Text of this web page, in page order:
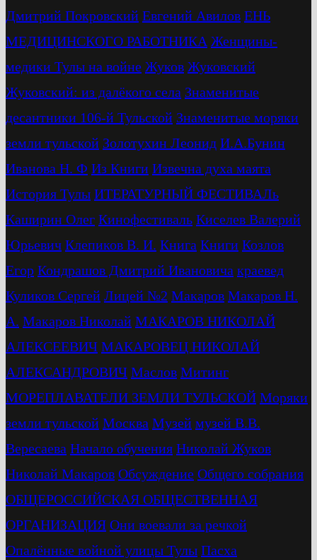
Дмитрий Покровский Евгений Авилов ЕНЬ
МЕДИЦИНСКОГО РАБОТНИКА Женщины-
медики Тулы на войне Жуков Жуковский
Жуковский: из далёкого села Знаменитые
десантники 106-й Тульской Знаменитые моряки
земли тульской Золотухин Леонид И.А.Бунин
Иванова Н. Ф Из Книги Извечна духа маята
История Тулы ИТЕРАТУРНЫЙ ФЕСТИВАЛь
Каширин Олег Кинофестиваль Киселев Валерий
Юрьевич Клепиков В. И. Книга Книги Козлов
Егор Кондрашов Дмитрий Ивановича краевед
Куликов Сергей Лицей №2 Макаров Макаров Н.
А. Макаров Николай МАКАРОВ НИКОЛАЙ
АЛЕКСЕЕВИЧ МАКАРОВЕЦ НИКОЛАЙ
АЛЕКСАНДРОВИЧ Маслов Митинг
МОРЕПЛАВАТЕЛИ ЗЕМЛИ ТУЛЬСКОЙ Моряки
земли тульской Москва Музей музей В.В.
Вересаева Начало обучения Николай Жуков
Николай Макаров Обсуждение Общего собрания
ОБЩЕРОССИЙСКАЯ ОБЩЕСТВЕННАЯ
ОРГАНИЗАЦИЯ Они воевали за речкой
Опалённые войной улицы Тулы Пасха